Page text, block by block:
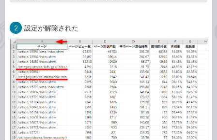
2 設定が解除された